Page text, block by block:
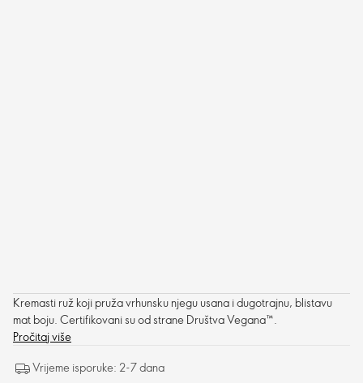
Kremasti ruž koji pruža vrhunsku njegu usana i dugotrajnu, blistavu
mat boju. Certifikovani su od strane Društva Vegana™.
Pročitaj više
Vrijeme isporuke: 2-7 dana